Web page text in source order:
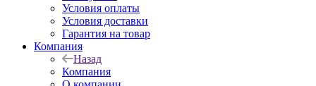
Условия оплаты
Условия доставки
Гарантия на товар
Компания
Назад
Компания